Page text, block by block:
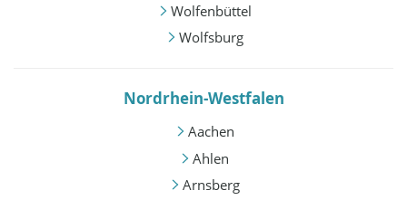
Wolfenbüttel
Wolfsburg
Nordrhein-Westfalen
Aachen
Ahlen
Arnsberg